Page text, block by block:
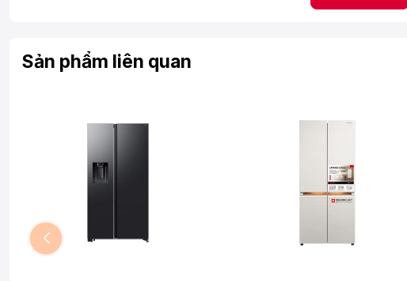
*Hình ảnh chỉ mang tính chất minh họa
- Ngăn lạnh có dung tích 435 lít, được thiết kế gồm có 2 kệ chia làm 3
phía bên cánh cửa tủ.
Sản phẩm liên quan